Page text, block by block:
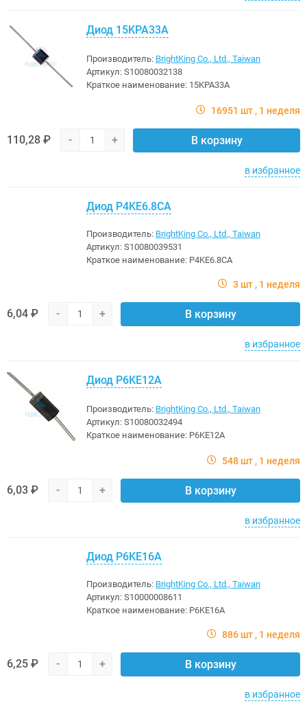
Диод 15KPA33A
Производитель: BrightKing Co., Ltd., Taiwan
Артикул: S10080032138
Краткое наименование: 15KPA33A
16951 шт 1 неделя
110,28 ₽ - + В корзину
в избранное
Диод P4KE6.8CA
Производитель: BrightKing Co., Ltd., Taiwan
Артикул: S10080039531
Краткое наименование: P4KE6.8CA
3 шт 1 неделя
6,04 ₽ - + В корзину
в избранное
Диод P6KE12A
Производитель: BrightKing Co., Ltd., Taiwan
Артикул: S10080032494
Краткое наименование: P6KE12A
548 шт 1 неделя
6,03 ₽ - + В корзину
в избранное
Диод P6KE16A
Производитель: BrightKing Co., Ltd., Taiwan
Артикул: S10000008611
Краткое наименование: P6KE16A
886 шт 1 неделя
6,25 ₽ - + В корзину
в избранное